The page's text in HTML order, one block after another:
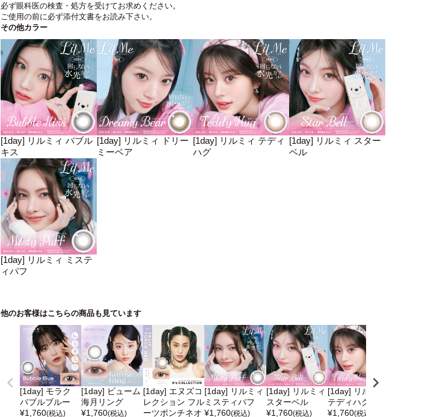
必ず眼科医の検査・処方を受けてお求めください。
ご使用の前に必ず添付文書をお読み下さい。
その他カラー
[1day] リルミィ バブル
キス
[1day] リルミィ ドリー
ミーベア
[1day] リルミィ テディ
ハグ
[1day] リルミィ スター
ベル
[1day] リルミィ ミステ
ィパフ
他のお客様はこちらの商品も見ています
[1day] モラク
バブルブルー
¥1,760(税込)
[1day] ビューム
海月リング
¥1,760(税込)
[1day] エヌズコ
レクション フル
ーツポンチネオ
[1day] リルミィ
ミスティパフ
¥1,760(税込)
[1day] リルミィ
スターベル
¥1,760(税込)
[1day] リルミィ
テディハグ
¥1,760(税込)